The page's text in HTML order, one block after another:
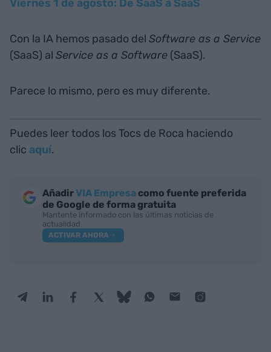
Viernes 1 de agosto: De SaaS a SaaS
Con la IA hemos pasado del Software as a Service
(SaaS) al Service as a Software (SaaS).
Parece lo mismo, pero es muy diferente.
Puedes leer todos los Tocs de Roca haciendo
clic aquí.
AñadirVIA Empresa como fuente preferida
de Google de forma gratuita
Mantente informado con las últimas noticias de
actualidad
ACTIVAR AHORA